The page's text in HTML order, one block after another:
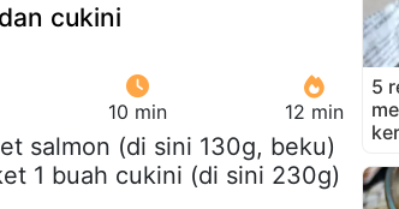
cukini
10 min 12 min
salmon (di sini 130g, beku)
1 buah cukini (di sini 230g)
5